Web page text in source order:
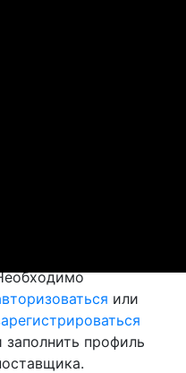
или
заполнить профиль